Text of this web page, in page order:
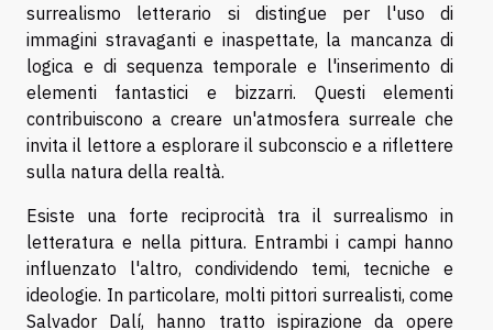
surrealismo letterario si distingue per l'uso di
immagini stravaganti e inaspettate, la mancanza di
logica e di sequenza temporale e l'inserimento di
elementi fantastici e bizzarri. Questi elementi
contribuiscono a creare un'atmosfera surreale che
invita il lettore a esplorare il subconscio e a riflettere
sulla natura della realtà.
Esiste una forte reciprocità tra il surrealismo in
letteratura e nella pittura. Entrambi i campi hanno
influenzato l'altro, condividendo temi, tecniche e
ideologie. In particolare, molti pittori surrealisti, come
Salvador Dalí, hanno tratto ispirazione da opere